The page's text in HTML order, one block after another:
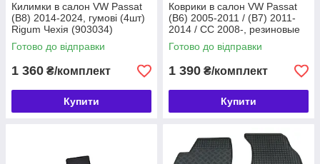
Килимки в салон VW Passat
(B8) 2014-2024, гумові (4шт)
Rigum Чехія (903034)
Готово до відправки
1 360 ₴/комплект
Купити
Коврики в салон VW Passat
(B6) 2005-2011 / (B7) 2011-
2014 / CC 2008-, резиновые
(4шт) Rigum Чехія (902709)
Готово до відправки
1 390 ₴/комплект
Купити